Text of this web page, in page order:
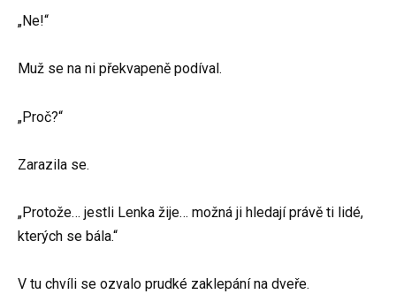
„Ne!“
Muž se na ni překvapeně podíval.
„Proč?“
Zarazila se.
„Protože… jestli Lenka žije… možná ji hledají právě ti lidé,
kterých se bála.“
V tu chvíli se ozvalo prudké zaklepání na dveře.